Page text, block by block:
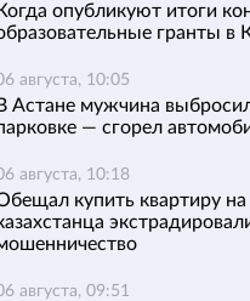
Когда опубликуют итоги
гранты в
августа, 10:05
В Астане мужчина
— сгорел
августа, 10:18
купить квартиру
августа, 09:51